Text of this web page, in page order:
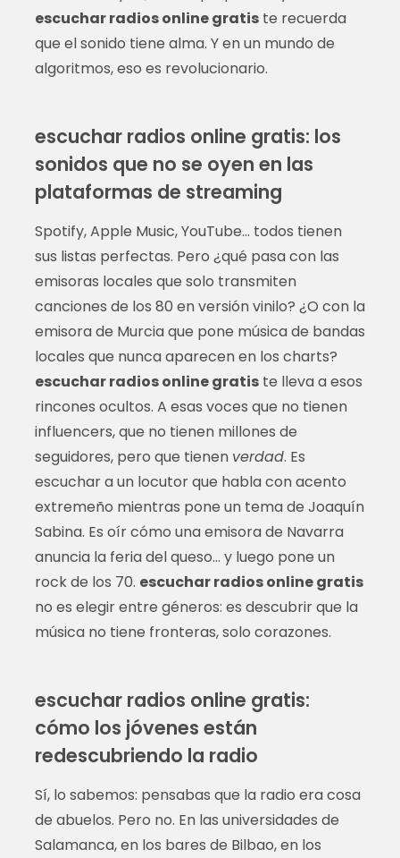
escuchar radios online gratiste recuerda
que el sonido tiene alma. Y en un mundo de
algoritmos, eso es revolucionario.
escuchar radios online gratis: los
sonidos que no se oyen en las
plataformas de streaming
Spotify, Apple Music, YouTube… todos tienen
sus listas perfectas. Pero ¿qué pasa con las
emisoras locales que solo transmiten
canciones de los 80 en versión vinilo? ¿O con la
emisora de Murcia que pone música de bandas
locales que nunca aparecen en los charts?
escuchar radios online gratiste lleva a esos
rincones ocultos. A esas voces que no tienen
influencers, que no tienen millones de
seguidores, pero que tienen verdad. Es
escuchar a un locutor que habla con acento
extremeño mientras pone un tema de Joaquín
Sabina. Es oír cómo una emisora de Navarra
anuncia la feria del queso… y luego pone un
rock de los 70. escuchar radios online gratis
no es elegir entre géneros: es descubrir que la
música no tiene fronteras, solo corazones.
escuchar radios online gratis:
cómo los jóvenes están
redescubriendo la radio
Sí, lo sabemos: pensabas que la radio era cosa
de abuelos. Pero no. En las universidades de
Salamanca, en los bares de Bilbao, en los